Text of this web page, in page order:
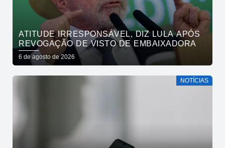
ATITUDE IRRESPONSÁVEL, DIZ LULA APÓS
REVOGAÇÃO DE VISTO DE EMBAIXADORA
6 de agosto de 2026
NOTÍCIAS